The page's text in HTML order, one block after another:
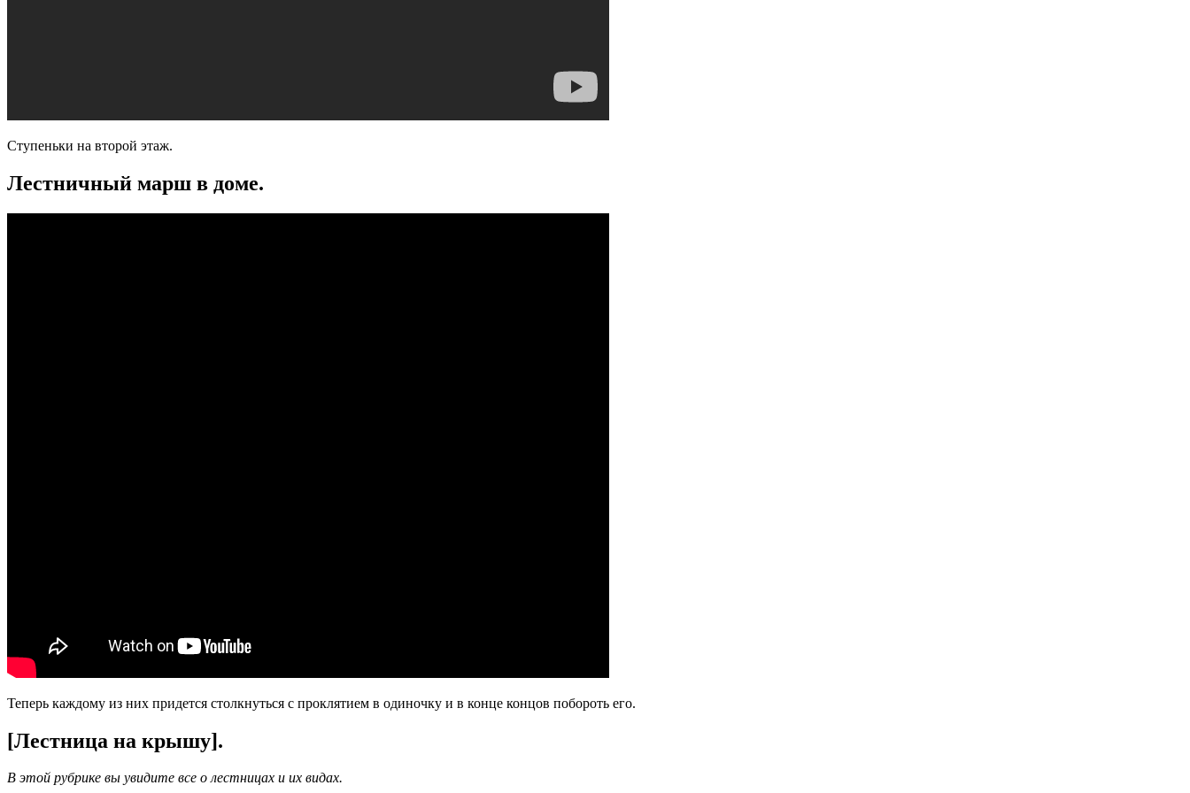
Ступеньки на второй этаж.
Лестничный марш в доме.
Теперь каждому из них придется столкнуться с проклятием в одиночку и в конце концов побороть его.
[Лестница на крышу].
В этой рубрике вы увидите все о лестницах и их видах.